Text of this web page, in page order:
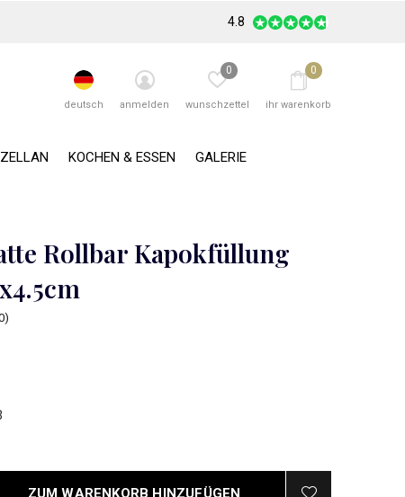
KOCHEN & ESSEN GALERIE
deutsch anmelden wunschzettel
0
ihr warenkorb
0
4.8
Rollbar Kapokfüllung
ZUM WARENKORB HINZUFÜGEN